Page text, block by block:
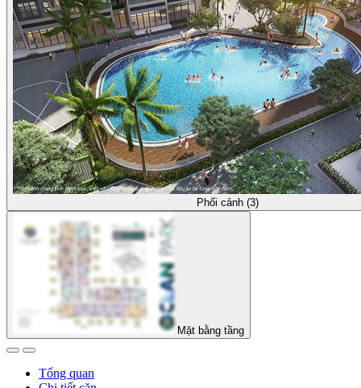
Phối cảnh (3)
Mặt bằng tầng
Tổng quan